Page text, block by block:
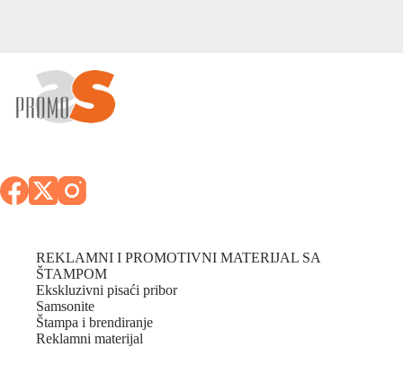
REKLAMNI I PROMOTIVNI MATERIJAL SA
ŠTAMPOM
Ekskluzivni pisaći pribor
Samsonite
Štampa i brendiranje
Reklamni materijal